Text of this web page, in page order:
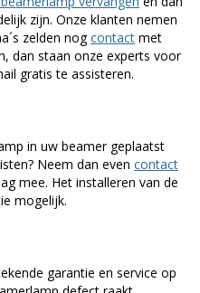
zijn. Onze klanten nemen
zelden nogcontact met
dan staan onze experts voor
gratis te assisteren.
in uw beamer geplaatst
Neem dan even contact
mee. Het installeren van de
mogelijk.
garantie en service op